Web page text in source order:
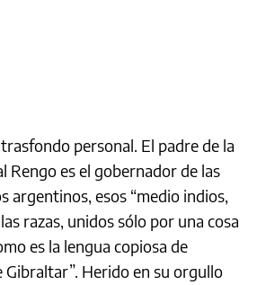
personal. El padre de la
Rengo es el gobernador de las
argentinos, esos “medio indios,
razas, unidos sólo por una cosa
es la lengua copiosa de
Gibraltar”. Herido en su orgullo